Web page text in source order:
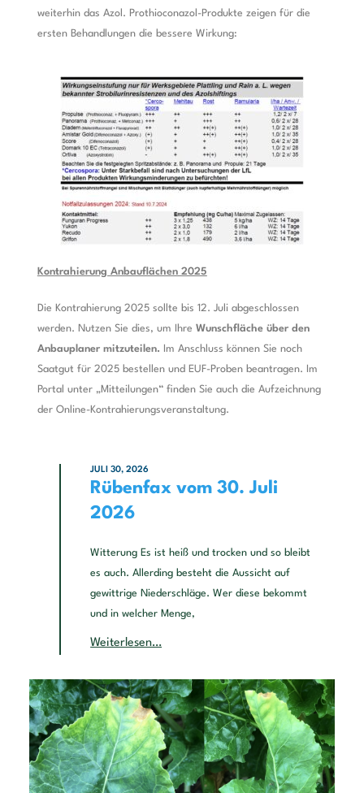
weiterhin das Azol. Prothioconazol-Produkte zeigen für die
ersten Behandlungen die bessere Wirkung:
Kontrahierung Anbauflächen 2025
Die Kontrahierung 2025 sollte bis 12. Juli abgeschlossen
werden. Nutzen Sie dies, um Ihre Wunschfläche über den
Anbauplaner mitzuteilen. Im Anschluss können Sie noch
Saatgut für 2025 bestellen und EUF-Proben beantragen. Im
Portal unter „Mitteilungen“ finden Sie auch die Aufzeichnung
der Online-Kontrahierungsveranstaltung.
Rübenfax vom 30. Juli
2026
JULI 30, 2026
Witterung Es ist heiß und trocken und so bleibt
es auch. Allerding besteht die Aussicht auf
gewittrige Niederschläge. Wer diese bekommt
und in welcher Menge,
Weiterlesen…